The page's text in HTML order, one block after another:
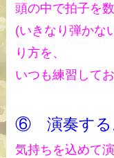
頭の中で拍子を
(いきなり弾かな
り方を、
いつも練習して
⑥ 演奏する
気持ちを込めて